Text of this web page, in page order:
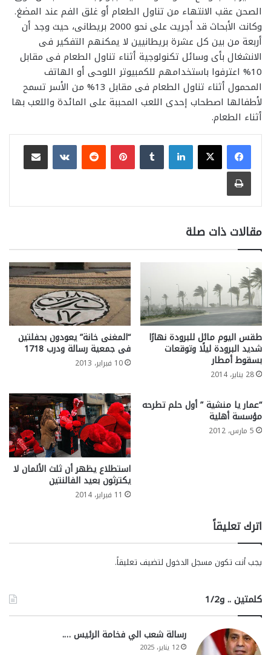
الصحن عقب الانتهاء من تناول الطعام أو غلق الفم عند المضغ.
وكانت الأبحاث قد أجريت على نحو 2000 بريطانى، حيث وجد أن
أربعة من بين كل عشرة بريطانيين لا يمكنهم التفكير فى
الانشغال بأى وسائل تكنولوجية أثناء تناول الطعام فى مقابل
10% اعترفوا باستخدامهم للكمبيوتر اللوحى أو الهاتف
المحمول أثناء تناول الطعام فى مقابل 13% من الأسر تسمح
لأطفالها اصطحاب إحدى اللعب المحببة على المائدة واللعب بها
أثناء الطعام.
لينكدإن بينتيريست
مشاركة عبر البريد
طباعة
مقالات ذات صلة
طقس اليوم مائل للبرودة نهارًا
شديد البرودة ليلًا وتوقعات
بسقوط أمطار
28 يناير، 2014
“المغنى خانة” يعودون بحفلتين
فى جمعية رسالة ودرب 1718
10 فبراير، 2013
“عمار يا منشية ” أول حلم تطرحه
مؤسسة أهلية
5 مارس، 2012
استطلاع يظهر أن ثلث الألمان لا
يكترثون بعيد الفالنتين
11 فبراير، 2014
اترك تعليقاً
يجب أنت تكون مسجل الدخول لتضيف تعليقاً.
كلمتين .. و1/2
رسالة شعب الي فخامة الرئيس ….
12 يناير، 2025